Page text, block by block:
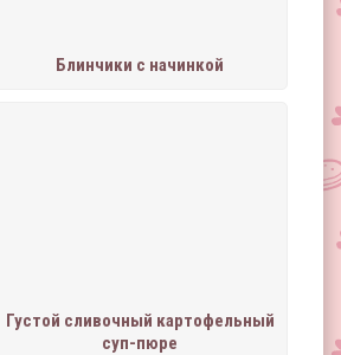
Блинчики с начинкой
Густой сливочный картофельный
суп-пюре